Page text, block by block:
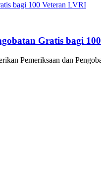
Gratis bagi
Pemeriksaan dan